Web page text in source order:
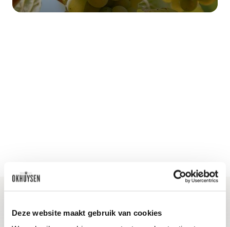
Deze website maakt gebruik van cookies
Blijf op de hoogte